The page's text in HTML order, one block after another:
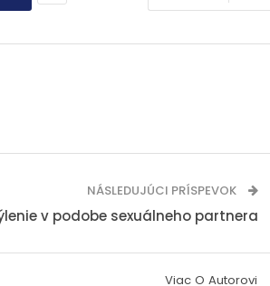
NÁSLEDUJÚCI PRÍSPEVOK
v podobe sexuálneho partnera
Viac O Autorovi